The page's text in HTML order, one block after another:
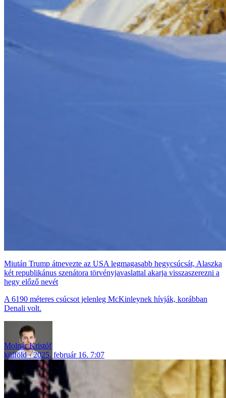
Miután Trump átnevezte az USA legmagasabb hegycsúcsát, Alaszka
két republikánus szenátora törvényjavaslattal akarja visszaszerezni a
hegy előző nevét
A 6190 méteres csúcsot jelenleg McKinleynek hívják, korábban
Denali volt.
Molnár Kristóf
külföld
2025. február 16. 7:07